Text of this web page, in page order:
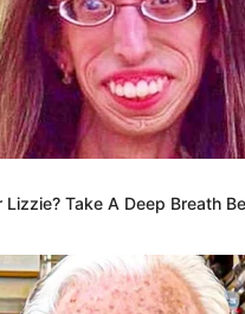
Pierwsza miłość po
pożegna się z
auta, ostatkiem sił
ZWIASTUN
akcji nowego
Lizzie? Take A Deep Breath